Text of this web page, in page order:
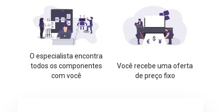
O especialista encontra
todos os componentes
com você
Você recebe uma oferta
de preço fixo